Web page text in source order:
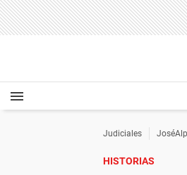
Judiciales
HISTORIAS